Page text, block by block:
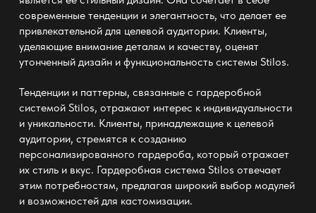
современные тенденции и элегантность, что делает ее
привлекательной для целевой аудитории. Клиенты,
уделяющие внимание деталям и качеству, оценят
утонченный дизайн и функциональность системы Stilos.
Тенденции и паттерны, связанные с гардеробной
системой Stilos, отражают интерес к индивидуальности
и уникальности. Клиенты, принадлежащие к целевой
аудитории, стремятся к созданию
персонализированного гардероба, который отражает
их стиль и вкус. Гардеробная система Stilos отвечает
этим потребностям, предлагая широкий выбор модулей
и возможностей для кастомизации.